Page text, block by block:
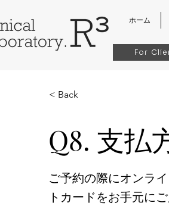
ホーム
For
< Back
Q8. 支払
ご予約の際にオンラ
トカードをお手元に